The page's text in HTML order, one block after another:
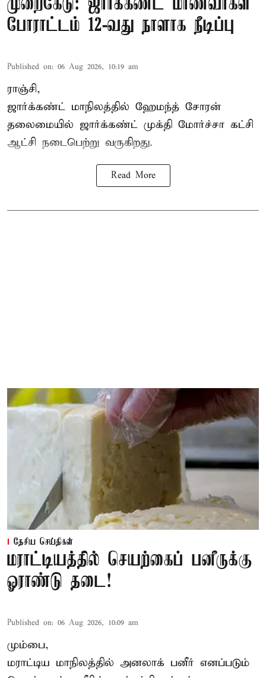
முறைகேடு: ஜார்க்கண்ட் மாணவர்கள்
போராட்டம் 12-வது நாளாக நீடிப்பு
Published on: 06 Aug 2026, 10:19 am
ராஞ்சி,
ஜார்க்கண்ட் மாநிலத்தில் ஹேமந்த் சோரன்
தலைமையில் ஜார்க்கண்ட் முக்தி மோர்ச்சா கட்சி
ஆட்சி நடைபெற்று வருகிறது.
Read More
தேசிய செய்திகள்
மராட்டியத்தில் செயற்கைப் பனீருக்கு
ஓராண்டு தடை!
Published on: 06 Aug 2026, 10:09 am
மும்பை,
மராட்டிய மாநிலத்தில் அனலாக் பனீர் எனப்படும்